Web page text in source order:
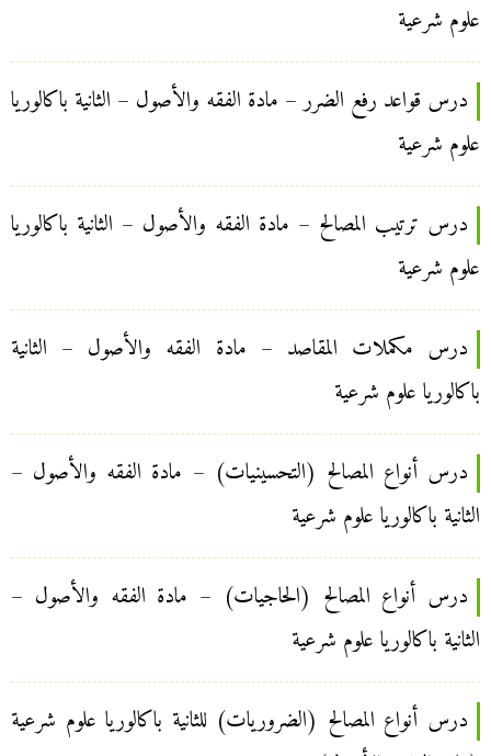
علوم شرعية
درس قواعد رفع الضرر – مادة الفقه والأصول – الثانية باكالوريا
علوم شرعية
درس ترتيب المصالح – مادة الفقه والأصول – الثانية باكالوريا
علوم شرعية
درس مكملات المقاصد – مادة الفقه والأصول – الثانية
باكالوريا علوم شرعية
درس أنواع المصالح (التحسينيات) – مادة الفقه والأصول –
الثانية باكالوريا علوم شرعية
درس أنواع المصالح (الحاجيات) – مادة الفقه والأصول –
الثانية باكالوريا علوم شرعية
درس أنواع المصالح (الضروريات) للثانية باكالوريا علوم شرعية